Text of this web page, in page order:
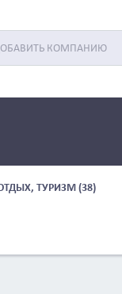
КОМПАНИЮ
ТУРИЗМ (38)